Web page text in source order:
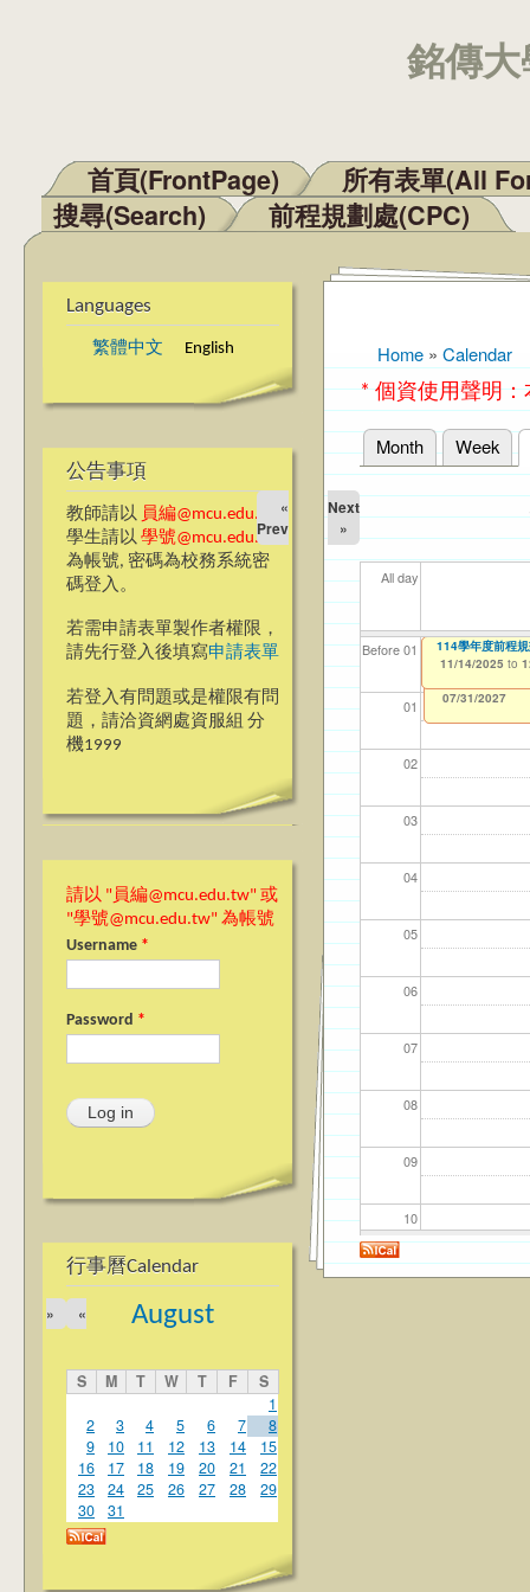
銘傳
Main menu
首頁(FrontPage)
所有表單(All
搜尋(Search)
前程規劃處(CPC)
Languages
繁體中文 English
公告事項
教師請以 員編@mcu.edu.tw
學生請以 學號@mcu.edu.tw
為帳號, 密碼為校務系統密
碼登入。
若需申請表單製作者權限，
請先行登入後填寫申請表單
若登入有問題或是權限有問
題，請洽資網處資服組 分
機1999
請以 "員編@mcu.edu.tw" 或
"學號@mcu.edu.tw" 為帳號
Username *
Password *
行事曆Calendar
August
«
»
S M T W T F
S
1
2
3 4 5 6 7
8
9
10 11 12 13 14
15
16
17 18 19 20 21
22
23
24 25 26 27 28
29
30
31
You are here
Home » Calendar
* 個資使用聲明
Primary tabs
Month Week
«
Prev
Next
»
All day
Before 01
01
02
03
04
05
06
07
08
09
10
11
【資網處】
整合系統～表單
12/31/2027
【財務處】工讀
11/12/2021 to
【財務處】漏打
錄
07/31/2027
114
04/
114
02/
114
03/
【學
07/
114
09/
【資訊網路處】
11/06/2025 to
114學年度前程
11/14/2025 to